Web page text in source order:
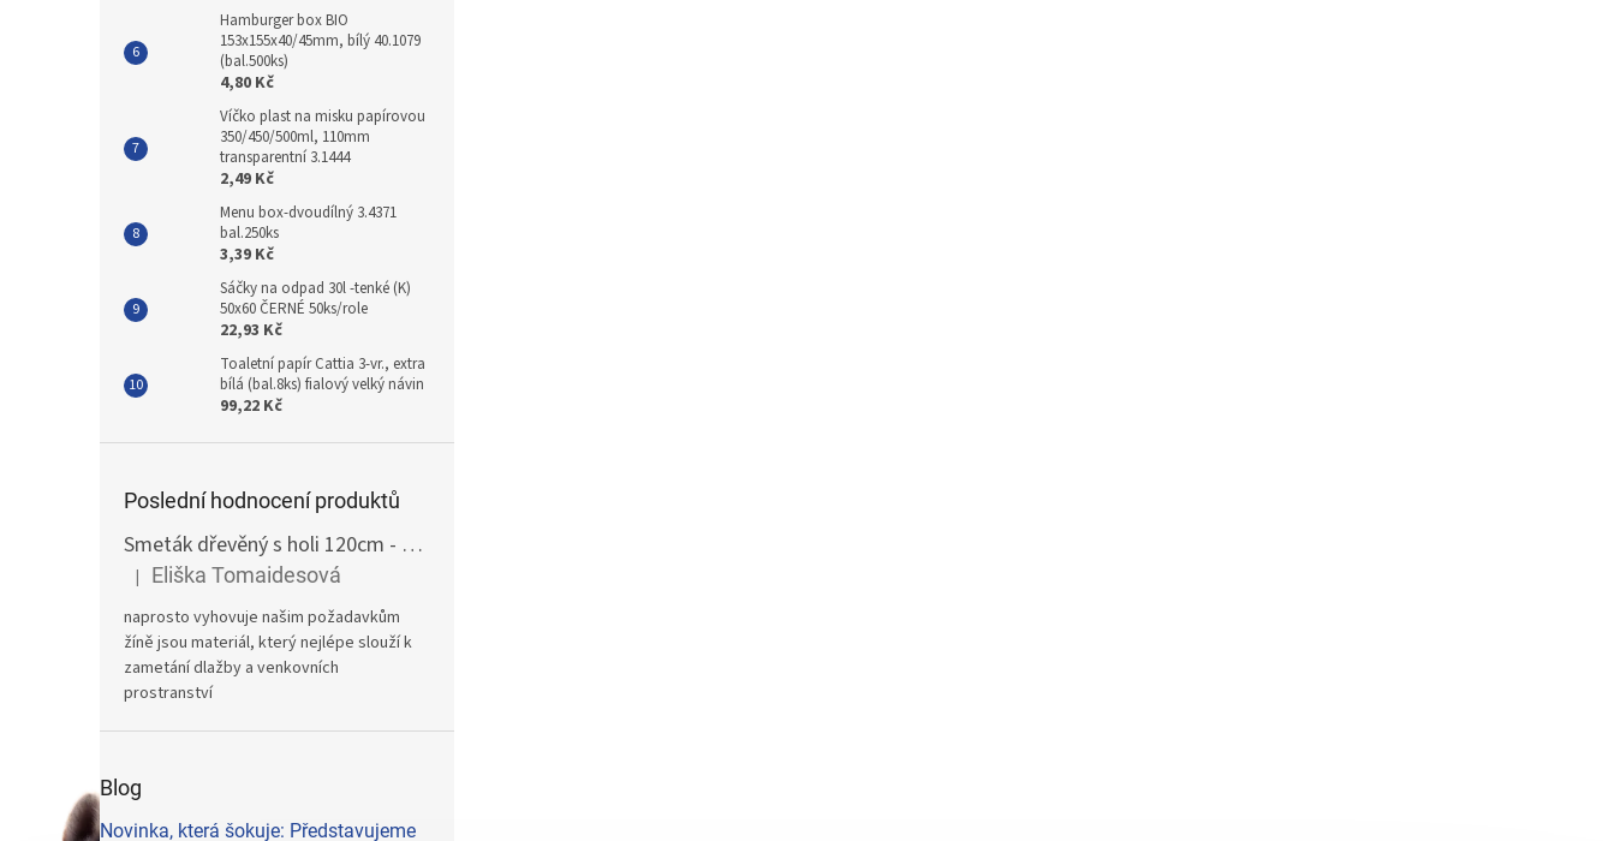
Hamburger box BIO
153x155x40/45mm, bílý 40.1079
(bal.500ks)
4,80 Kč
Víčko plast na misku papírovou
350/450/500ml, 110mm
transparentní 3.1444
2,49 Kč
Menu box-dvoudílný 3.4371
bal.250ks
3,39 Kč
Sáčky na odpad 30l -tenké (K)
50x60 ČERNÉ 50ks/role
22,93 Kč
Toaletní papír Cattia 3-vr., extra
bílá (bal.8ks) fialový velký návin
99,22 Kč
Poslední hodnocení produktů
Smeták dřevěný s holi 120cm - žíně
Hodnocení produktu je 5 z 5 hvězdiček.
| Eliška Tomaidesová
naprosto vyhovuje našim požadavkům
žíně jsou materiál, který nejlépe slouží k
zametání dlažby a venkovních
prostranství
Blog
Novinka, která šokuje: Představujeme